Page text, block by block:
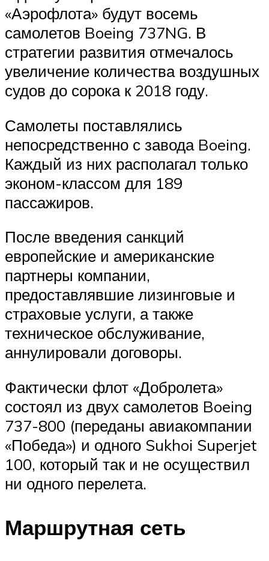
«Аэрофлота» будут восемь
самолетов Boeing 737NG. В
стратегии развития отмечалось
увеличение количества воздушных
судов до сорока к 2018 году.
Самолеты поставлялись
непосредственно с завода Boeing.
Каждый из них располагал только
эконом-классом для 189
пассажиров.
После введения санкций
европейские и американские
партнеры компании,
предоставлявшие лизинговые и
страховые услуги, а также
техническое обслуживание,
аннулировали договоры.
Фактически флот «Добролета»
состоял из двух самолетов Boeing
737-800 (переданы авиакомпании
«Победа») и одного Sukhoi Superjet
100, который так и не осуществил
ни одного перелета.
Маршрутная сеть